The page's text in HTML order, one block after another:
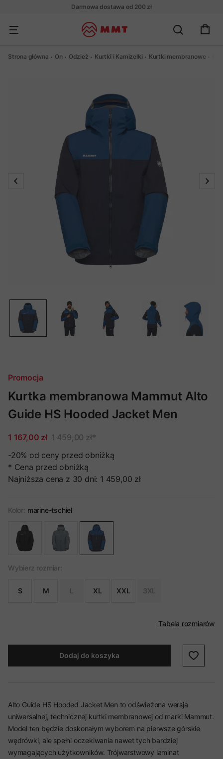
Darmowa dostawa od 200 zł
Strona główna On Odzież Kurtki i Kamizelki Kurtki membranowe
Promocja
Kurtka membranowa Mammut Alto
Guide HS Hooded Jacket Men
1 167,00 zł 1 459,00 zł*
-20% od ceny przed obniżką
* Cena przed obniżką
Najniższa cena z 30 dni: 1 459,00 zł
Kolor: marine-tschiel
Wybierz rozmiar:
S M L XL XXL 3XL
Tabela rozmiarów
Dodaj do koszyka
Alto Guide HS Hooded Jacket Men to odświeżona wersja
uniwersalnej, technicznej kurtki membranowej od marki Mammut.
Model ten będzie doskonałym wyborem na pierwsze górskie
wędrówki, ale spełni oczekiwania nawet tych bardziej
wymagających użytkowników. Trójwarstwowy laminat